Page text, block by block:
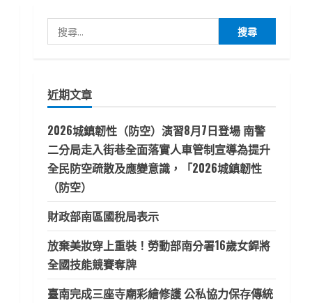
尋
字:
近期文章
2026城鎮韌性（防空）演習8月7日登場 南警
二分局走入街巷全面落實人車管制宣導為提升
全民防空疏散及應變意識，「2026城鎮韌性
（防空）
財政部南區國稅局表示
放棄美妝穿上重裝！勞動部南分署16歲女銲將
全國技能競賽奪牌
臺南完成三座寺廟彩繪修護 公私協力保存傳統